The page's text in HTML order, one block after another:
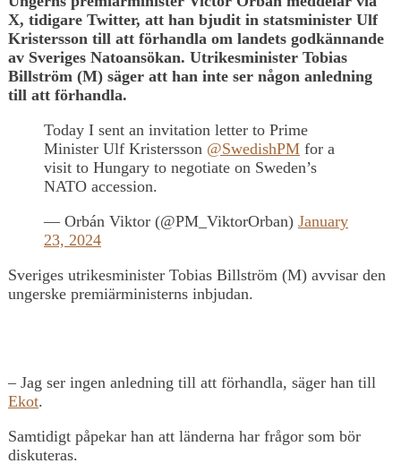
X, tidigare Twitter, att han bjudit in statsminister Ulf
Kristersson till att förhandla om landets godkännande
av Sveriges Natoansökan. Utrikesminister Tobias
Billström (M) säger att han inte ser någon anledning
till att förhandla.
Today I sent an invitation letter to Prime
Minister Ulf Kristersson @SwedishPM for a
visit to Hungary to negotiate on Sweden’s
NATO accession.
— Orbán Viktor (@PM_ViktorOrban) January
23, 2024
Sveriges utrikesminister Tobias Billström (M) avvisar den
ungerske premiärministerns inbjudan.
– Jag ser ingen anledning till att förhandla, säger han till
Ekot.
Samtidigt påpekar han att länderna har frågor som bör
diskuteras.